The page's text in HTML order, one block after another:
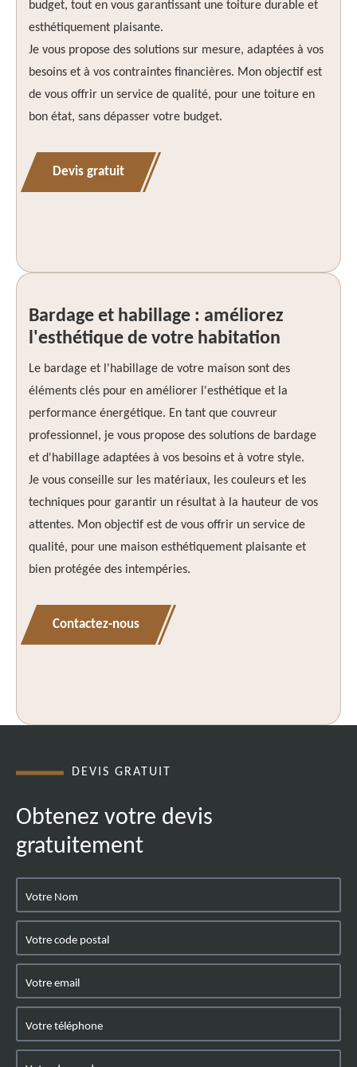
budget, tout en vous garantissant une toiture durable et
esthétiquement plaisante.
Je vous propose des solutions sur mesure, adaptées à vos
besoins et à vos contraintes financières. Mon objectif est
de vous offrir un service de qualité, pour une toiture en
bon état, sans dépasser votre budget.
Devis gratuit
Bardage et habillage : améliorez
l'esthétique de votre habitation
Le bardage et l'habillage de votre maison sont des
éléments clés pour en améliorer l'esthétique et la
performance énergétique. En tant que couvreur
professionnel, je vous propose des solutions de bardage
et d'habillage adaptées à vos besoins et à votre style.
Je vous conseille sur les matériaux, les couleurs et les
techniques pour garantir un résultat à la hauteur de vos
attentes. Mon objectif est de vous offrir un service de
qualité, pour une maison esthétiquement plaisante et
bien protégée des intempéries.
Contactez-nous
DEVIS GRATUIT
Obtenez votre devis
gratuitement